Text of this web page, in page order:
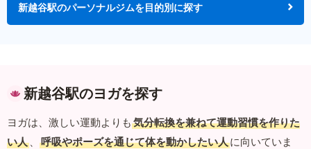
新越谷駅のパーソナルジムを目的別に探す
新越谷駅のヨガを探す
ヨガは、激しい運動よりも 気分転換を兼ねて運動習慣を作りた
い人 、 呼吸やポーズを通じて体を動かしたい人に向いていま